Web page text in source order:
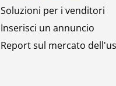
Soluzioni per i venditori
Inserisci un annuncio
Report sul mercato